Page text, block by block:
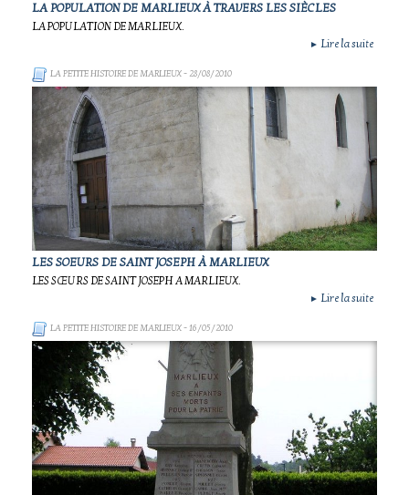
LA POPULATION DE MARLIEUX À TRAVERS LES SIÈCLES
LA POPULATION DE MARLIEUX.
► Lire la suite
LA PETITE HISTOIRE DE MARLIEUX- 28/08/2010
LES SOEURS DE SAINT JOSEPH À MARLIEUX
LES SŒURS DE SAINT JOSEPH A MARLIEUX.
► Lire la suite
LA PETITE HISTOIRE DE MARLIEUX- 16/05/2010